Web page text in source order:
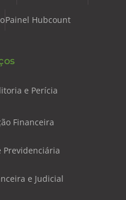
Painel Hubcount
e Perícia
Financeira
Previdenciária
e Judicial